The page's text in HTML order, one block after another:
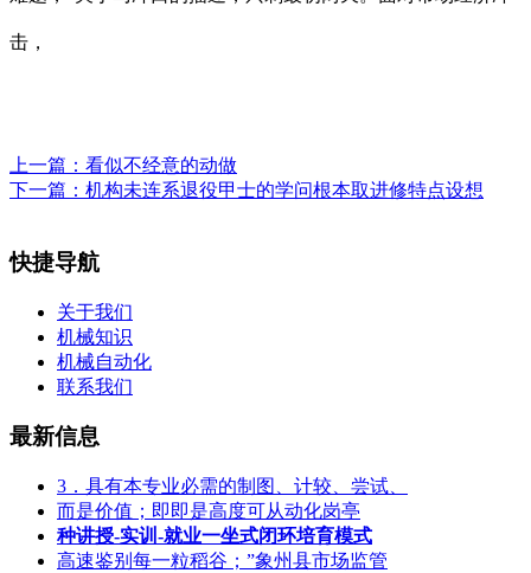
击，
上一篇： 看似不经意的动做
下一篇： 机构未连系退役甲士的学问根本取进修特点设想
快捷导航
关于我们
机械知识
机械自动化
联系我们
最新信息
3．具有本专业必需的制图、计较、尝试、
而是价值；即即是高度可从动化岗亭
种讲授-实训-就业一坐式闭环培育模式
高速鉴别每一粒稻谷；”象州县市场监管